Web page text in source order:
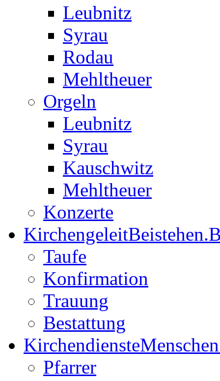
Leubnitz
Syrau
Rodau
Mehltheuer
Orgeln
Leubnitz
Syrau
Kauschwitz
Mehltheuer
Konzerte
Kirchengeleit
Taufe
Konfirmation
Trauung
Bestattung
Kirchendienste
Pfarrer